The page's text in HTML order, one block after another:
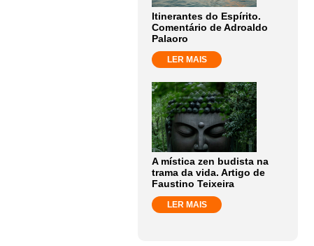
Itinerantes do Espírito.
Comentário de Adroaldo
Palaoro
LER MAIS
A mística zen budista na
trama da vida. Artigo de
Faustino Teixeira
LER MAIS